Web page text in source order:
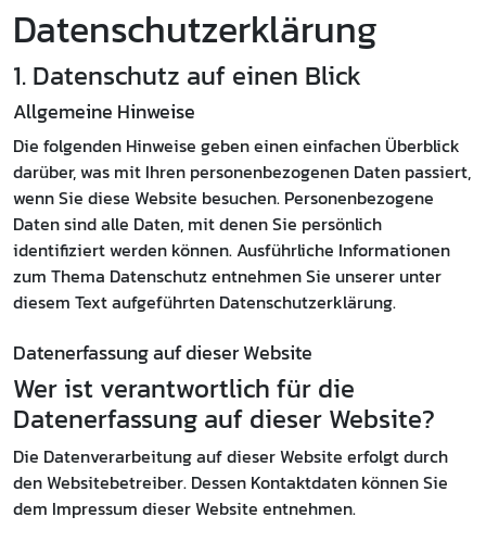
Datenschutz­erklärung
1. Datenschutz auf einen Blick
Allgemeine Hinweise
Die folgenden Hinweise geben einen einfachen Überblick
darüber, was mit Ihren personenbezogenen Daten passiert,
wenn Sie diese Website besuchen. Personenbezogene
Daten sind alle Daten, mit denen Sie persönlich
identifiziert werden können. Ausführliche Informationen
zum Thema Datenschutz entnehmen Sie unserer unter
diesem Text aufgeführten Datenschutzerklärung.
Datenerfassung auf dieser Website
Wer ist verantwortlich für die
Datenerfassung auf dieser Website?
Die Datenverarbeitung auf dieser Website erfolgt durch
den Websitebetreiber. Dessen Kontaktdaten können Sie
dem Impressum dieser Website entnehmen.